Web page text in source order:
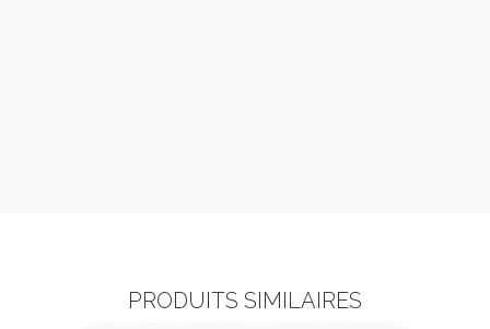
PRODUITS SIMILAIRES